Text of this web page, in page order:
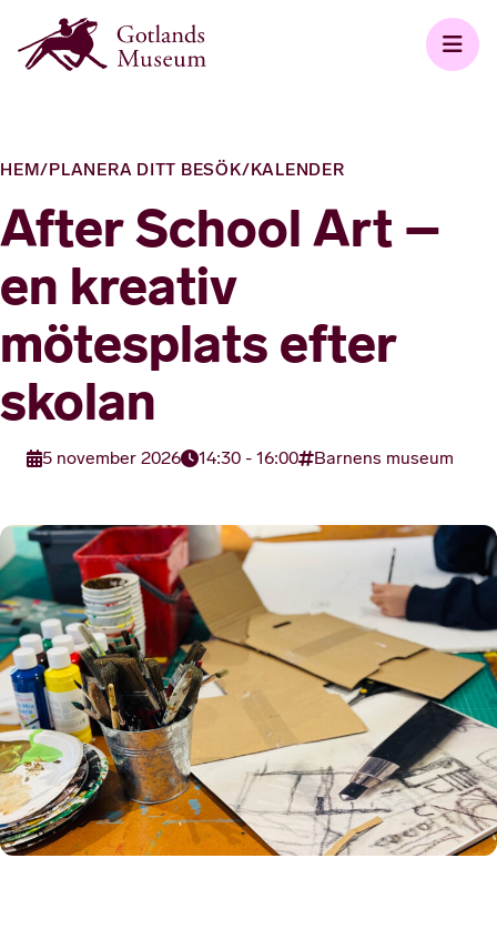
HEM/PLANERA DITT BESÖK/KALENDER
After School Art –
en kreativ
mötesplats efter
skolan
5 november 2026 14:30 - 16:00 Barnens museum